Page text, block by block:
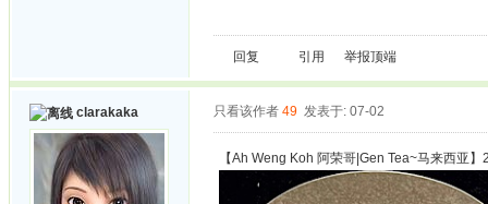
回复 引用 举报顶端
clarakaka 只看该作者 49 发表于: 07-02
【Ah Weng Koh 阿荣哥|Gen Tea~马来西亚】